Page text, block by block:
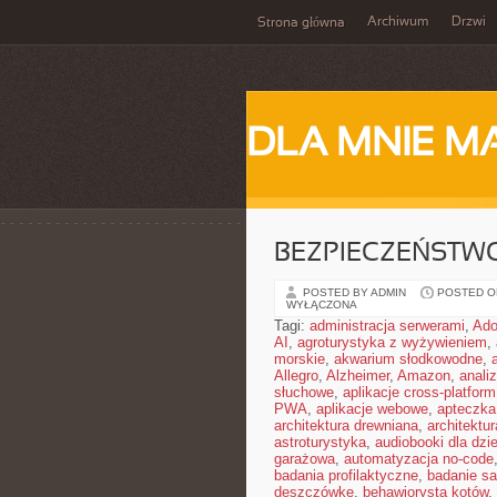
Strona główna Archiwum Drzwi
DLA MNIE
POSTED BY ADMIN POSTED
WYŁĄCZONA
Tagi: administracja serwerami,
AI , agroturystyka z wyżywieniem,
morskie, akwarium słodkowodne,
Allegro, Alzheimer, Amazon,
słuchowe, aplikacje cross-platform
PWA, aplikacje webowe,
architektura drewniana,
astroturystyka, audiobooki dla
garażowa, automatyzacja no-code,
badania profilaktyczne, badanie
deszczówkę, behawiorysta kotów,